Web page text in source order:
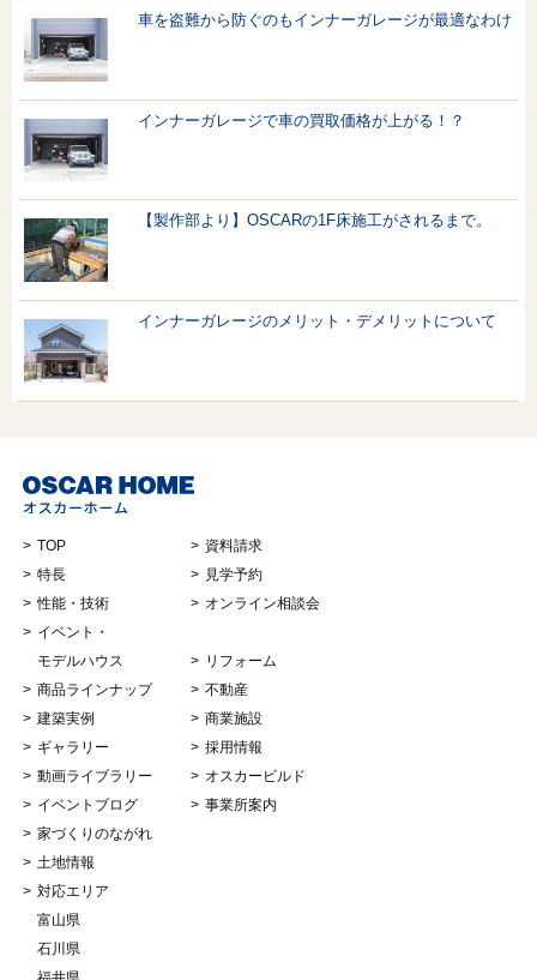
車を盗難から防ぐのもインナーガレージが最適なわけ
インナーガレージで車の買取価格が上がる！？
【製作部より】OSCARの1F床施工がされるまで。
インナーガレージのメリット・デメリットについて
TOP
特長
性能・技術
イベント・
モデルハウス
商品ラインナップ
建築実例
ギャラリー
動画ライブラリー
イベントブログ
家づくりのながれ
土地情報
対応エリア
富山県
石川県
資料請求
見学予約
オンライン相談会
リフォーム
不動産
商業施設
採用情報
オスカービルド
事業所案内